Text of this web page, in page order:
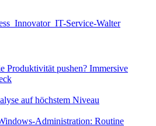
pushen? Immersive
auf höchstem Niveau
Administration: Routine